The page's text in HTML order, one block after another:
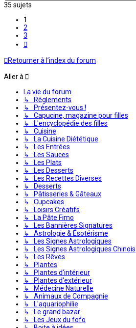
35 sujets
1
2
3
Retourner à l’index du forum
Aller à
La vie du forum
↳ Règlements
↳ Présentez-vous !
↳ Capucine, magazine pour filles
↳ L'encyclopédie des filles
↳ Cuisine
↳ La Cuisine Diététique
↳ Les Entrées
↳ Les Sauces
↳ Les Plats
↳ Les Desserts
↳ Les Recettes Diverses
↳ Desserts
↳ Pâtisseries & Gâteaux
↳ Cupcakes
↳ Loisirs Créatifs
↳ La Pâte Fimo
↳ Les Bannières Signatures
↳ Astrologie & Ésotérisme
↳ Les Signes Astrologiques
↳ Les Signes Astrologiques Chinois
↳ Les Rêves
↳ Plantes
↳ Plantes d'intérieur
↳ Plantes d'extérieur
↳ Médecine Naturelle
↳ Animaux de Compagnie
↳ L'aquariophilie
↳ Le grand bazar
↳ Les Jeux du fofo